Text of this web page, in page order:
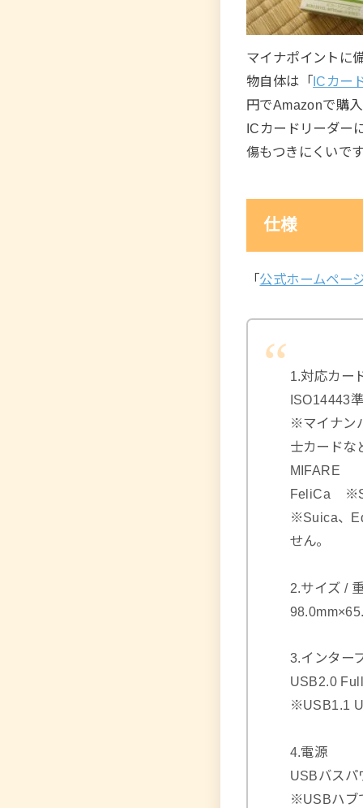
マイナポイントに
物自体は「ICカー
円でAmazonで購
ICカードリーダー
傷もつきにくいで
仕様
「 公式ホームペー
1.対応カー
ISO14443
※マイナン
士カードな
MIFARE
FeliCa
※Suica、
せん。
2.サイズ /
3.インター
USB2.0
※USB1.1
4.電源
USBバスパ
※USBハブ